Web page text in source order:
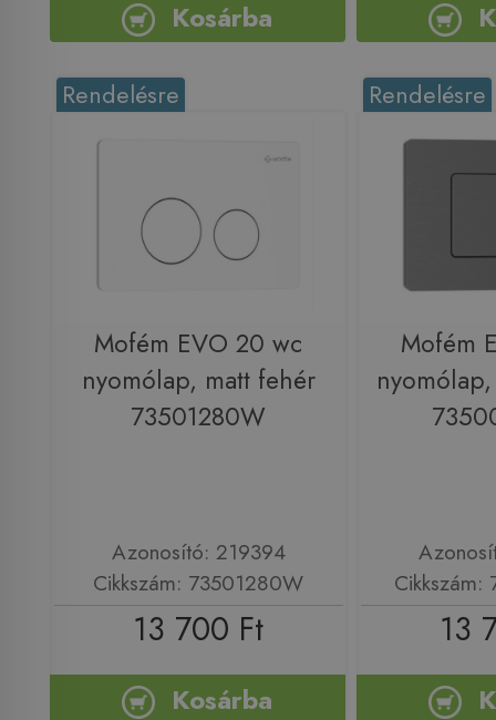
Kosárba
Rendelésre
Mofém EVO 20 wc
nyomólap, matt fehér
73501280W
Azonosító: 219394
Cikkszám: 73501280W
13 700 Ft
Kosárba
Rendelésre
Mofém
13